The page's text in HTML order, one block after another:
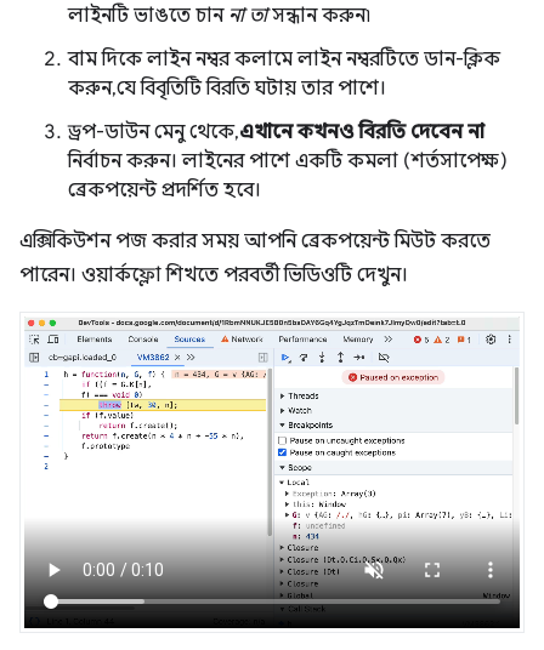
লাইনটি ভাঙতে চান না তাসন্ধান করুন৷
বাম দিকে লাইন নম্বর কলামে লাইন নম্বরটিতে ডান-ক্লিক
করুন, যে বিবৃতিটি বিরতি ঘটায় তার পাশে।
ড্রপ-ডাউন মেনু থেকে,এখানে কখনও বিরতি দেবেন না
নির্বাচন করুন। লাইনের পাশে একটি কমলা (শর্তসাপেক্ষ)
ব্রেকপয়েন্ট প্রদর্শিত হবে।
এক্সিকিউশন পজ করার সময় আপনি ব্রেকপয়েন্ট মিউট করতে
পারেন। ওয়ার্কফ্লো শিখতে পরবর্তী ভিডিওটি দেখুন।